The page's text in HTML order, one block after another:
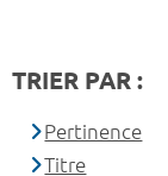
TRIER PAR :
Pertinence
Titre